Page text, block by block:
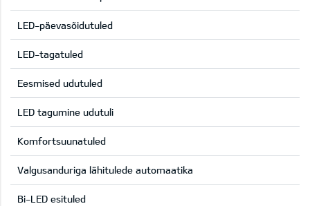
LED-päevasõidutuled
LED-tagatuled
Eesmised udutuled
LED tagumine udutuli
Komfortsuunatuled
Valgusanduriga lähitulede automaatika
Bi-LED esituled